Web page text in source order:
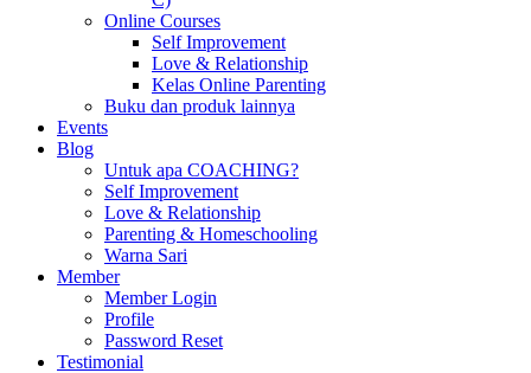
Online Courses
Self Improvement
Love & Relationship
Kelas Online Parenting
Buku dan produk lainnya
Events
Blog
Untuk apa COACHING?
Self Improvement
Love & Relationship
Parenting & Homeschooling
Warna Sari
Member
Member Login
Profile
Password Reset
Testimonial